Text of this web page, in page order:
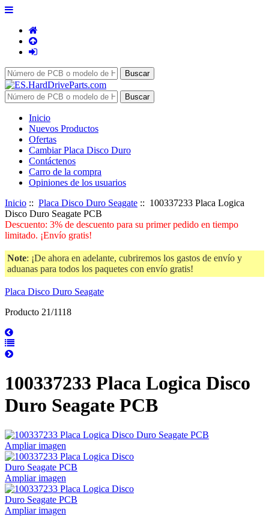
Inicio
Nuevos Productos
Ofertas
Cambiar Placa Disco Duro
Contáctenos
Carro de la compra
Opiniones de los usuarios
Inicio :: Placa Disco Duro Seagate :: 100337233 Placa Logica
Disco Duro Seagate PCB
Descuento: 3% de descuento para su primer pedido en tiempo
limitado. ¡Envío gratis!
Note: ¡De ahora en adelante, cubriremos los gastos de envío y
aduanas para todos los paquetes con envío gratis!
Placa Disco Duro Seagate
Producto 21/1118
100337233 Placa Logica Disco
Duro Seagate PCB
Ampliar imagen
Ampliar imagen
Ampliar imagen